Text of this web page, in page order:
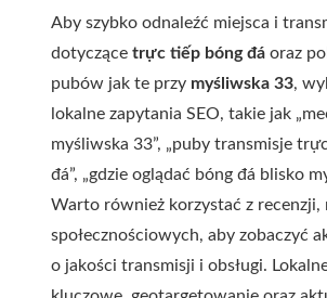
Aby szybko odnaleźć miejsca i
dotyczące trực tiếp bóng đá oraz
pubów jak te przy myśliwska 33,
lokalne zapytania SEO, takie jak
myśliwska 33”, „puby transmisje
đá”, „gdzie oglądać bóng đá blisko
Warto również korzystać z recenzji,
społecznościowych, aby zobaczyć
o jakości transmisji i obsługi.